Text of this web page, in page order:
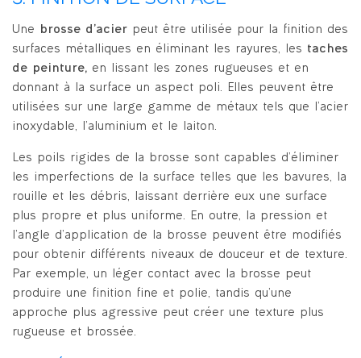
Une brosse d’acier peut être utilisée pour la finition des
surfaces métalliques en éliminant les rayures, les taches
de peinture, en lissant les zones rugueuses et en
donnant à la surface un aspect poli. Elles peuvent être
utilisées sur une large gamme de métaux tels que l’acier
inoxydable, l’aluminium et le laiton.
Les poils rigides de la brosse sont capables d’éliminer
les imperfections de la surface telles que les bavures, la
rouille et les débris, laissant derrière eux une surface
plus propre et plus uniforme. En outre, la pression et
l’angle d’application de la brosse peuvent être modifiés
pour obtenir différents niveaux de douceur et de texture.
Par exemple, un léger contact avec la brosse peut
produire une finition fine et polie, tandis qu’une
approche plus agressive peut créer une texture plus
rugueuse et brossée.